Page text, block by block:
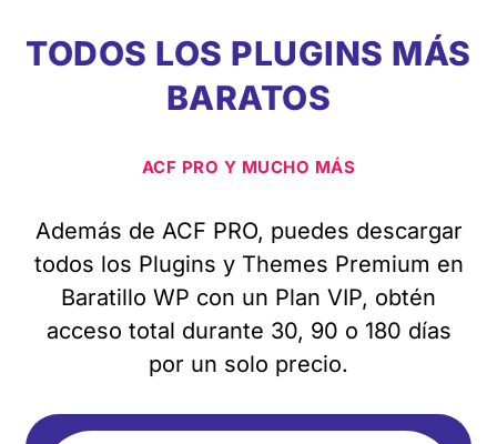
TODOS LOS PLUGINS MÁS
BARATOS
ACF PRO Y MUCHO MÁS
Además de ACF PRO, puedes descargar
todos los Plugins y Themes Premium en
Baratillo WP con un Plan VIP, obtén
acceso total durante 30, 90 o 180 días
por un solo precio.